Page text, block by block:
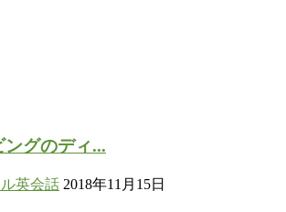
ングのディ...
英会話 2018年11月15日